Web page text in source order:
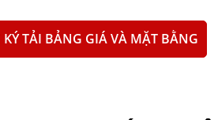
TẢI BẢNG GIÁ VÀ MẶT BẰNG